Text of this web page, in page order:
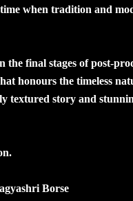
when tradition and
final stages of post-
honours the timeless
story and
Borse